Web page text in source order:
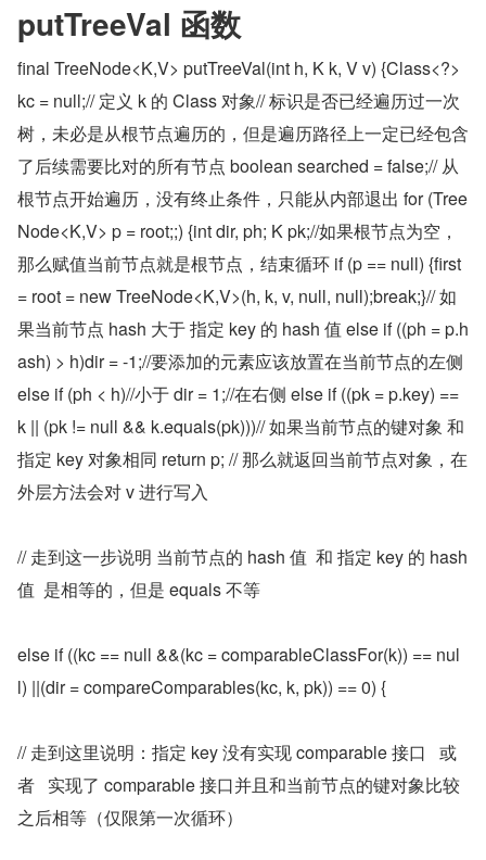
putTreeVal 函数
final TreeNode<K,V> putTreeVal(int h, K k, V v) {Class<?>
kc = null;// 定义 k 的 Class 对象// 标识是否已经遍历过一次
树，未必是从根节点遍历的，但是遍历路径上一定已经包含
了后续需要比对的所有节点 boolean searched = false;// 从
根节点开始遍历，没有终止条件，只能从内部退出 for (Tree
Node<K,V> p = root;;) {int dir, ph; K pk;//如果根节点为空，
那么赋值当前节点就是根节点，结束循环 if (p == null) {first
= root = new TreeNode<K,V>(h, k, v, null, null);break;}// 如
果当前节点 hash 大于 指定 key 的 hash 值 else if ((ph = p.h
ash) > h)dir = -1;//要添加的元素应该放置在当前节点的左侧
else if (ph < h)//小于 dir = 1;//在右侧 else if ((pk = p.key) ==
k || (pk != null && k.equals(pk)))// 如果当前节点的键对象 和
指定 key 对象相同 return p; // 那么就返回当前节点对象，在
外层方法会对 v 进行写入
// 走到这一步说明 当前节点的 hash 值  和 指定 key 的 hash
值  是相等的，但是 equals 不等
else if ((kc == null &&(kc = comparableClassFor(k)) == nul
l) ||(dir = compareComparables(kc, k, pk)) == 0) {
// 走到这里说明：指定 key 没有实现 comparable 接口   或
者   实现了 comparable 接口并且和当前节点的键对象比较
之后相等（仅限第一次循环）